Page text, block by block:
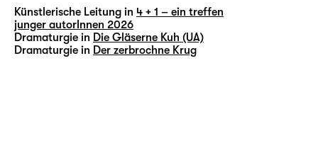
Künstlerische Leitung in 4 + 1 – ein treffen
junger autorInnen 2026
Dramaturgie in Die Gläserne Kuh (UA)
Dramaturgie in Der zerbrochne Krug